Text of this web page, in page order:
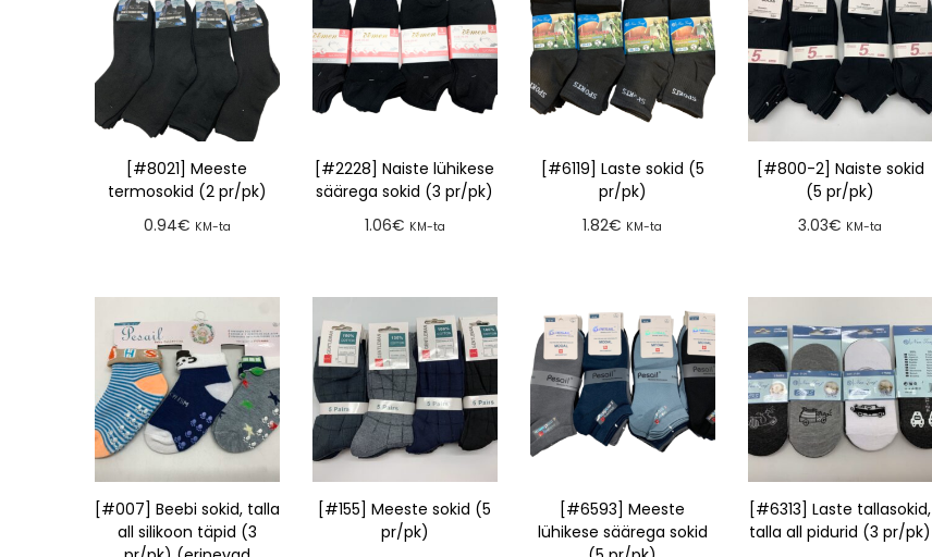
[#8021] Meeste
termosokid (2 pr/pk)
0.94€ KM-ta
[#2228] Naiste lühikese
säärega sokid (3 pr/pk)
1.06€ KM-ta
[#6119] Laste sokid (5
pr/pk)
1.82€ KM-ta
[#800-2] Naiste sokid
(5 pr/pk)
3.03€ KM-ta
[#007] Beebi sokid, talla
all silikoon täpid (3
[#155] Meeste sokid (5
pr/pk)
[#6593] Meeste
lühikese säärega sokid
[#6313] Laste tallasokid,
talla all pidurid (3 pr/pk)